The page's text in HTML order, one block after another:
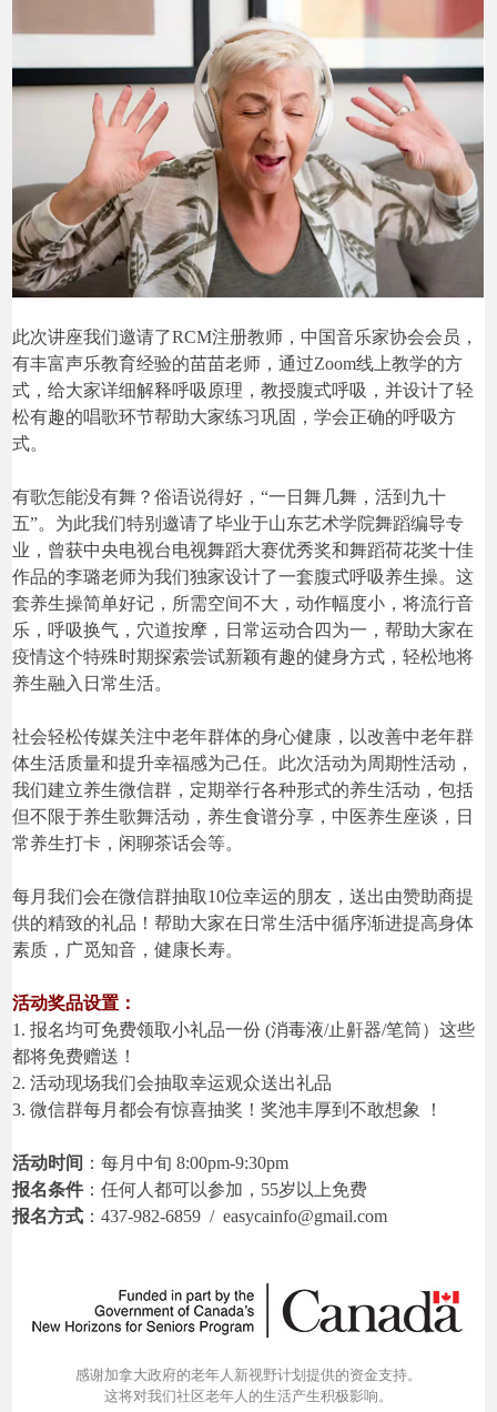
此次讲座我们邀请了RCM注册教师，中国音乐家协会会员，
有丰富声乐教育经验的苗苗老师，通过Zoom线上教学的方
式，给大家详细解释呼吸原理，教授腹式呼吸，并设计了轻
松有趣的唱歌环节帮助大家练习巩固，学会正确的呼吸方
式。
有歌怎能没有舞？俗语说得好，“一日舞几舞，活到九十
五”。为此我们特别邀请了毕业于山东艺术学院舞蹈编导专
业，曾获中央电视台电视舞蹈大赛优秀奖和舞蹈荷花奖十佳
作品的李璐老师为我们独家设计了一套腹式呼吸养生操。这
套养生操简单好记，所需空间不大，动作幅度小，将流行音
乐，呼吸换气，穴道按摩，日常运动合四为一，帮助大家在
疫情这个特殊时期探索尝试新颖有趣的健身方式，轻松地将
养生融入日常生活。
社会轻松传媒关注中老年群体的身心健康，以改善中老年群
体生活质量和提升幸福感为己任。此次活动为周期性活动，
我们建立养生微信群，定期举行各种形式的养生活动，包括
但不限于养生歌舞活动，养生食谱分享，中医养生座谈，日
常养生打卡，闲聊茶话会等。
每月我们会在微信群抽取10位幸运的朋友，送出由赞助商提
供的精致的礼品！帮助大家在日常生活中循序渐进提高身体
素质，广觅知音，健康长寿。
活动奖品设置：
1. 报名均可免费领取小礼品一份 (消毒液/止鼾器/笔筒）这些
都将免费赠送！
2. 活动现场我们会抽取幸运观众送出礼品
3. 微信群每月都会有惊喜抽奖！奖池丰厚到不敢想象 ！
活动时间
：每月中旬 8:00pm-9:30pm
报名条件：任何人都可以参加，55岁以上免费
报名方式 ：437-982-6859 / easycainfo@gmail.com
感谢加拿大政府的老年人新视野计划提供的资金支持。
这将对我们社区老年人的生活产生积极影响。